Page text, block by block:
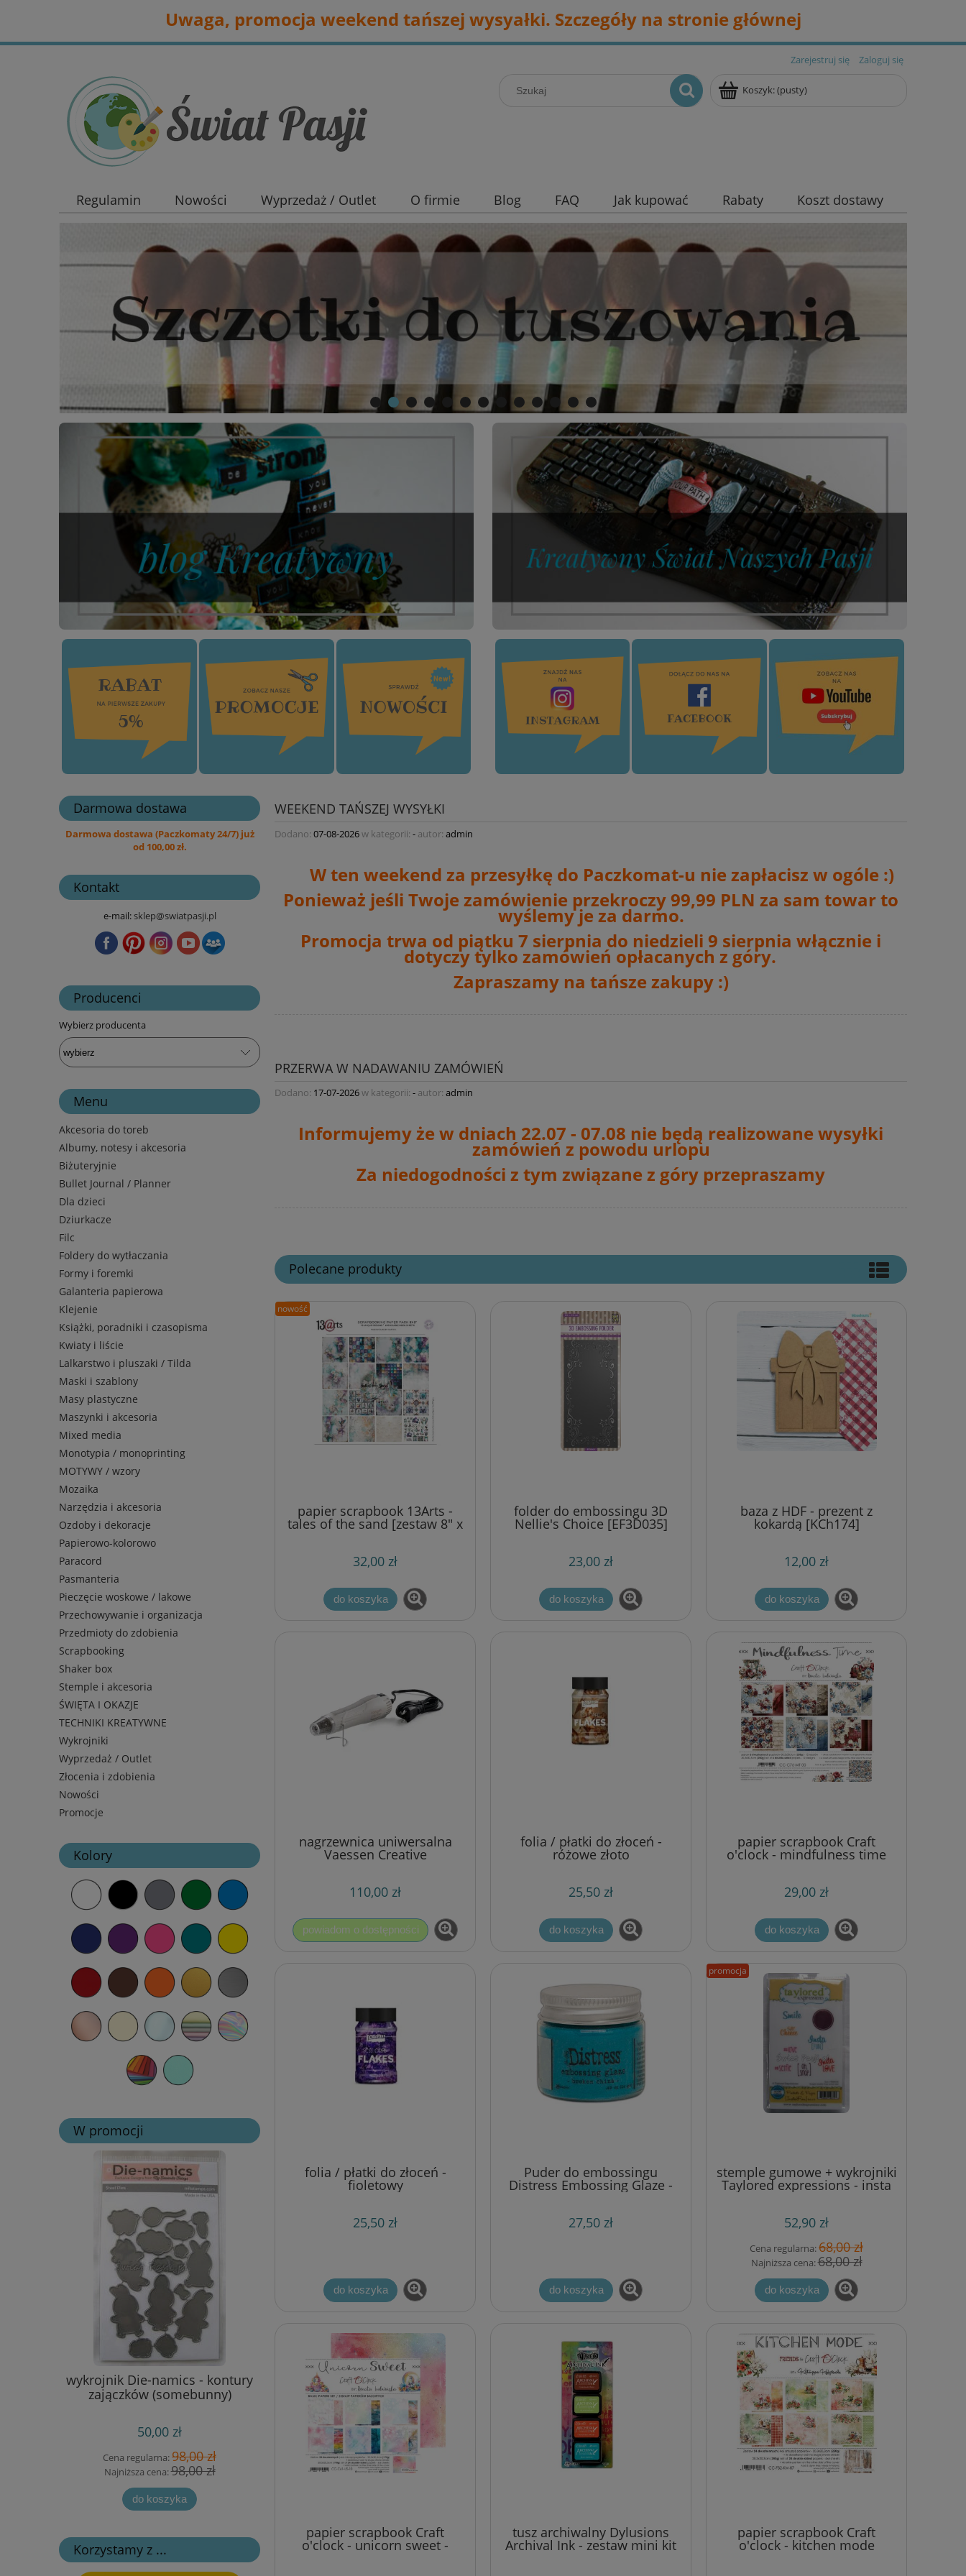
Uwaga, promocja weekend tańszej wysyałki. Szczegóły na stronie głównej
Zarejestruj się Zaloguj się
Koszyk:(pusty)
Regulamin Nowości Wyprzedaż / Outlet O firmie Blog FAQ Jak kupować Rabaty Koszt dostawy
Darmowa dostawa
Darmowa dostawa (Paczkomaty 24/7) już
od 100,00 zł.
Kontakt
e-mail:sklep@swiatpasji.pl
Producenci
Wybierz producenta
Menu
Akcesoria do toreb
Albumy, notesy i akcesoria
Biżuteryjnie
Bullet Journal / Planner
Dla dzieci
Dziurkacze
Filc
Foldery do wytłaczania
Formy i foremki
Galanteria papierowa
Klejenie
Książki, poradniki i czasopisma
Kwiaty i liście
Lalkarstwo i pluszaki / Tilda
Maski i szablony
Masy plastyczne
Maszynki i akcesoria
Mixed media
Monotypia / monoprinting
MOTYWY / wzory
Mozaika
Narzędzia i akcesoria
Ozdoby i dekoracje
Papierowo-kolorowo
Paracord
Pasmanteria
Pieczęcie woskowe / lakowe
Przechowywanie i organizacja
Przedmioty do zdobienia
Scrapbooking
Shaker box
Stemple i akcesoria
ŚWIĘTA I OKAZJE
TECHNIKI KREATYWNE
Wykrojniki
Wyprzedaż / Outlet
Złocenia i zdobienia
Nowości
Promocje
Kolory
W promocji
wykrojnik Die-namics - kontury
zajączków (somebunny)
50,00 zł
Cena regularna:98,00 zł
Najniższa cena:98,00 zł
do koszyka
metalowe różyczki 20 szt - jasno
różowe
4,00 zł
Cena regularna:5,20 zł
Najniższa cena:5,20 zł
papier scrapbook Basic Grey -
out of print [OUT-3330]
2,70 zł
Cena regularna:3,90 zł
Najniższa cena:3,90 zł
wykrojnik Die-namics - pękata
kokardka (duża) (Jumbo Beatiful
Bow)
80,00 zł
Cena regularna:104,00 zł
Najniższa cena:104,00 zł
Korzystamy z ...
WEEKEND TAŃSZEJ WYSYŁKI
Dodano: 07-08-2026w kategorii: - autor: admin
W ten weekend za przesyłkę do Paczkomat-u nie zapłacisz w ogóle :)
Ponieważ jeśli Twoje zamówienie przekroczy 99,99 PLN za sam towar to
wyślemy je za darmo.
Promocja trwa od piątku 7 sierpnia do niedzieli 9 sierpnia włącznie i
dotyczy tylko zamówień opłacanych z góry.
Zapraszamy na tańsze zakupy :)
PRZERWA W NADAWANIU ZAMÓWIEŃ
Dodano: 17-07-2026w kategorii: - autor: admin
Informujemy że w dniach 22.07 - 07.08 nie będą realizowane wysyłki
zamówień z powodu urlopu
Za niedogodności z tym związane z góry przepraszamy
Polecane produkty
papier scrapbook 13Arts -
tales of the sand [zestaw 8" x
32,00 zł
do koszyka
nowość
folder do embossingu 3D
Nellie's Choice [EF3D035]
23,00 zł
do koszyka
baza z HDF - prezent z
kokardą [KCh174]
12,00 zł
do koszyka
nagrzewnica uniwersalna
Vaessen Creative
110,00 zł
powiadom o dostępności
folia / płatki do złoceń -
różowe złoto
25,50 zł
do koszyka
papier scrapbook Craft
o'clock - mindfulness time
29,00 zł
do koszyka
folia / płatki do złoceń -
fioletowy
25,50 zł
do koszyka
Puder do embossingu
Distress Embossing Glaze -
broken china (niebieski)
27,50 zł
do koszyka
stemple gumowe + wykrojniki
Taylored expressions - insta
52,90 zł
Cena regularna:68,00 zł
Najniższa cena:68,00 zł
do koszyka
promocja
papier scrapbook Craft
o'clock - unicorn sweet -
tusz archiwalny Dylusions
Archival Ink - zestaw mini kit
papier scrapbook Craft
o'clock - kitchen mode